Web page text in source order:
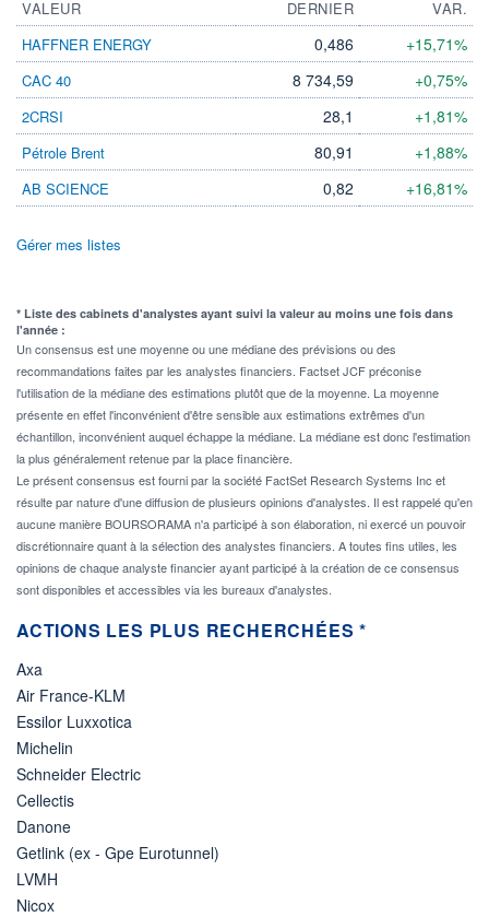
VALEUR DERNIER
VAR.
HAFFNER ENERGY
0,486 +15,71%
CAC 40 8 734,59 +0,75%
2CRSI 28,1 +1,81%
Pétrole Brent 80,91 +1,88%
AB SCIENCE 0,82 +16,81%
Gérer mes listes
* Liste des cabinets d'analystes ayant suivi la valeur au moins une fois dans
l'année :
Un consensus est une moyenne ou une médiane des prévisions ou des
recommandations faites par les analystes financiers. Factset JCF préconise
l'utilisation de la médiane des estimations plutôt que de la moyenne. La moyenne
présente en effet l'inconvénient d'être sensible aux estimations extrêmes d'un
échantillon, inconvénient auquel échappe la médiane. La médiane est donc l'estimation
la plus généralement retenue par la place financière.
Le présent consensus est fourni par la société FactSet Research Systems Inc et
résulte par nature d'une diffusion de plusieurs opinions d'analystes. Il est rappelé qu'en
aucune manière BOURSORAMA n'a participé à son élaboration, ni exercé un pouvoir
discrétionnaire quant à la sélection des analystes financiers. A toutes fins utiles, les
opinions de chaque analyste financier ayant participé à la création de ce consensus
sont disponibles et accessibles via les bureaux d'analystes.
ACTIONS LES PLUS RECHERCHÉES *
Axa
Air France-KLM
Essilor Luxxotica
Michelin
Schneider Electric
Cellectis
Danone
Getlink (ex - Gpe Eurotunnel)
LVMH
Nicox